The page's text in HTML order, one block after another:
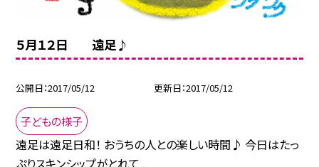
５月１２日 遠足♪
公開日 2017/05/12 更新日 2017/05/12
子どもの様子
遠足は遠足日和！ おうちの人との楽しい時間♪ 今日はたっ
ぷりスキンシップがとれて...